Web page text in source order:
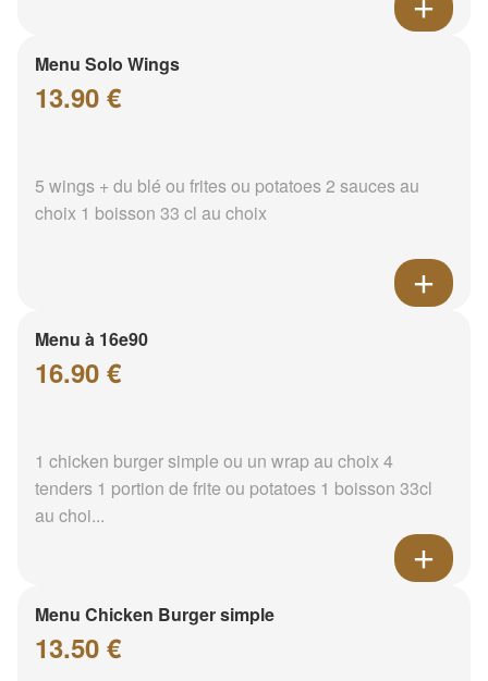
Menu Solo Wings
13.90 €
5 wings + du blé ou frites ou potatoes 2 sauces au
choix 1 boisson 33 cl au choix
Menu à 16e90
16.90 €
1 chicken burger simple ou un wrap au choix 4
tenders 1 portion de frite ou potatoes 1 boisson 33cl
au choi...
Menu Chicken Burger simple
13.50 €